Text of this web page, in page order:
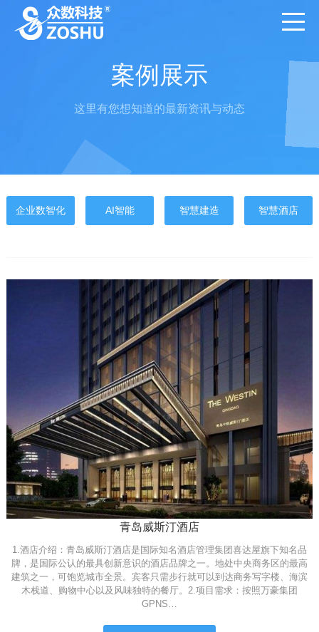
案例展示
这里有您想知道的最新资讯与动态
企业数智化 AI智能 智慧建造 智慧酒店
青岛威斯汀酒店
1.酒店介绍：青岛威斯汀酒店是国际知名酒店管理集团喜达屋旗下知名品
牌，是国际公认的最具创新意识的酒店品牌之一。地处中央商务区的最高
建筑之一，可饱览城市全景。宾客只需步行就可以到达商务写字楼、海滨
木栈道、购物中心以及风味独特的餐厅。2.项目需求：按照万豪集团
GPNS…